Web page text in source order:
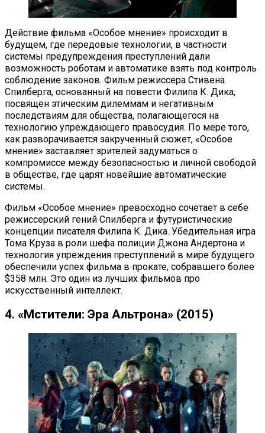
Действие фильма «Особое мнение» происходит в
будущем, где передовые технологии, в частности
системы предупреждения преступлений дали
возможность роботам и автоматике взять под контроль
соблюдение законов. Фильм режиссера Стивена
Спилберга, основанный на повести Филипа К. Дика,
посвящен этическим дилеммам и негативным
последствиям для общества, полагающегося на
технологию упреждающего правосудия. По мере того,
как разворачивается закрученный сюжет, «Особое
мнение» заставляет зрителей задуматься о
компромиссе между безопасностью и личной свободой
в обществе, где царят новейшие автоматические
системы.
Фильм «Особое мнение» превосходно сочетает в себе
режиссерский гений Спилберга и футуристические
концепции писателя Филипа К. Дика. Убедительная игра
Тома Круза в роли шефа полиции Джона Андертона и
технология упреждения преступлений в мире будущего
обеспечили успех фильма в прокате, собравшего более
$358 млн. Это один из лучших фильмов про
искусственный интеллект.
4. «Мстители: Эра Альтрона» (2015)